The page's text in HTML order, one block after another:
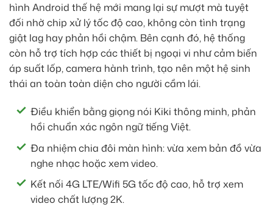
hình Android thế hệ mới mang lại sự mượt mà tuyệt
đối nhờ chip xử lý tốc độ cao, không còn tình trạng
giật lag hay phản hồi chậm. Bên cạnh đó, hệ thống
còn hỗ trợ tích hợp các thiết bị ngoại vi như cảm biến
áp suất lốp, camera hành trình, tạo nên một hệ sinh
thái an toàn toàn diện cho người cầm lái.
Điều khiển bằng giọng nói Kiki thông minh, phản
hồi chuẩn xác ngôn ngữ tiếng Việt.
Đa nhiệm chia đôi màn hình: vừa xem bản đồ vừa
nghe nhạc hoặc xem video.
Kết nối 4G LTE/Wifi 5G tốc độ cao, hỗ trợ xem
video chất lượng 2K.